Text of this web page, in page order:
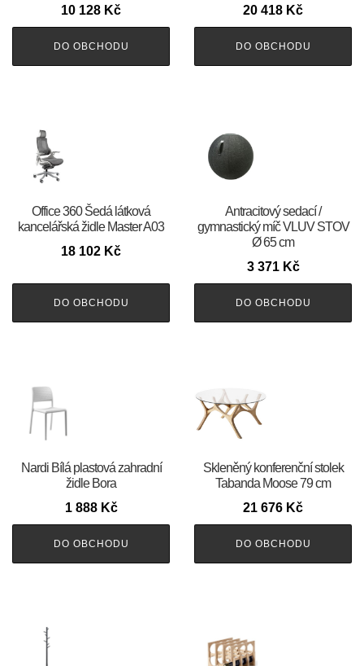
10 128 Kč
DO OBCHODU
20 418 Kč
DO OBCHODU
Office 360 Šedá látková
kancelářská židle Master A03
18 102 Kč
DO OBCHODU
Antracitový sedací /
gymnastický míč VLUV STOV
Ø 65 cm
3 371 Kč
DO OBCHODU
Nardi Bílá plastová zahradní
židle Bora
1 888 Kč
DO OBCHODU
Skleněný konferenční stolek
Tabanda Moose 79 cm
21 676 Kč
DO OBCHODU